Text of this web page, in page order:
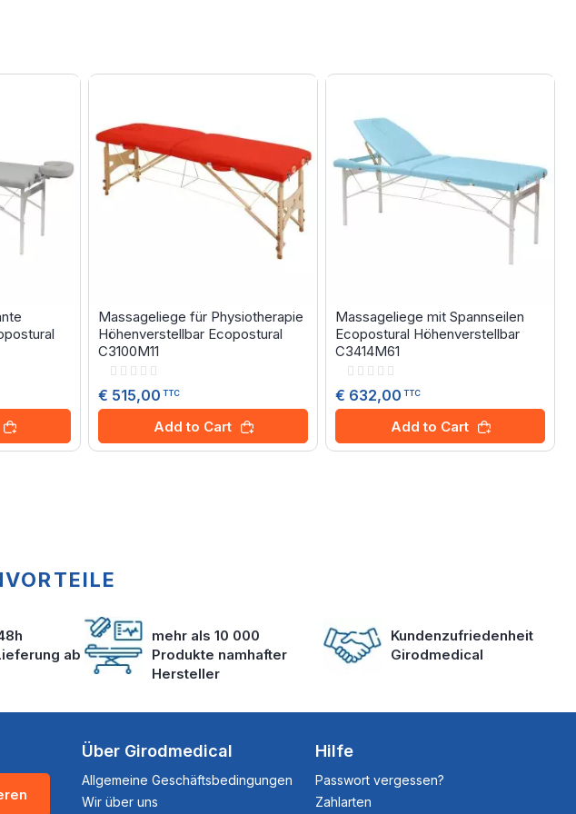
Massageliege für Physiotherapie
Höhenverstellbar Ecopostural
C3100M11
Rating:
€ 515,00 TTC
Add to Cart
Massageliege mit Spannseilen
Ecopostural Höhenverstellbar
C3414M61
Rating:
€ 632,00 TTC
Add to Cart
ab
mehr als 10 000
Produkte namhafter
Hersteller
Kundenzufriedenheit
Girodmedical
Über Girodmedical
Allgemeine Geschäftsbedingungen
Wir über uns
Hilfe
Passwort vergessen?
Zahlarten